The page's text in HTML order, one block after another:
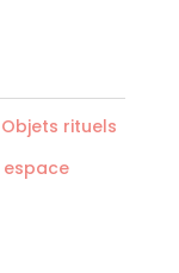
Objets rituels
espace